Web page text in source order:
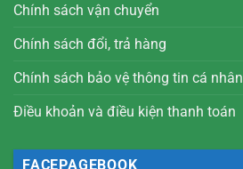
Chính sách vận chuyển
Chính sách đổi, trả hàng
Chính sách bảo vệ thông tin cá nhân
Điều khoản và điều kiện thanh toán
FACEPAGEBOOK